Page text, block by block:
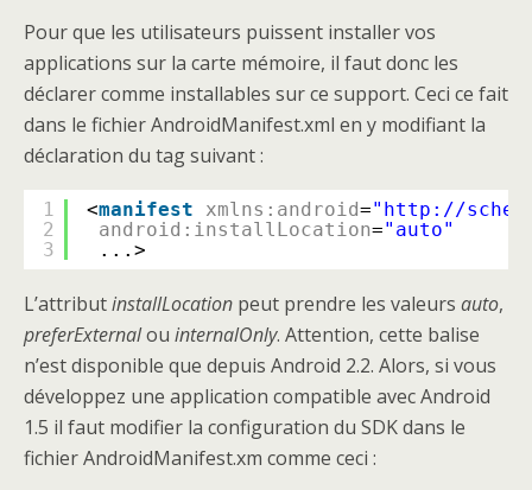
Pour que les utilisateurs puissent installer vos
applications sur la carte mémoire, il faut donc les
déclarer comme installables sur ce support. Ceci ce fait
dans le fichier AndroidManifest.xml en y modifiant la
déclaration du tag suivant :
1
2
3
<manifest xmlns:android=" http://
android:installLocation="auto"
...>
L’attributinstallLocation peut prendre les valeurs auto,
preferExternalou internalOnly. Attention, cette balise
n’est disponible que depuis Android 2.2. Alors, si vous
développez une application compatible avec Android
1.5 il faut modifier la configuration du SDK dans le
fichier AndroidManifest.xm comme ceci :